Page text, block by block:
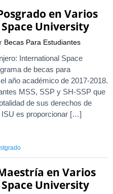
en Varios
University
Becas Para Estudiantes
International Space
de becas para
año académico de 2017-2018.
MSS, SSP y SH-SSP que
de sus derechos de
ISU es proporcionar […]
en Varios
University